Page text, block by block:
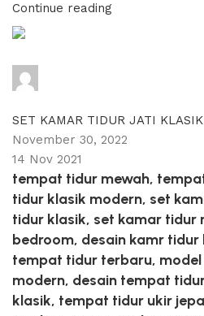
Continue reading
SET KAMAR TIDUR JATI KLASIK
November 30, 2022
14 Nov 2021
tempat tidur mewah,
tidur klasik modern, set
tidur klasik, set kamar tidur
bedroom, desain kamr
tempat tidur terbaru,
modern, desain tempat
klasik, tempat tidur ukir